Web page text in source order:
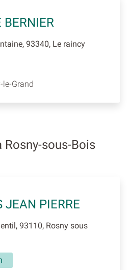
BERNIER
93340, Le raincy
le-Grand
Rosny-sous-Bois
JEAN PIERRE
93110, Rosny sous